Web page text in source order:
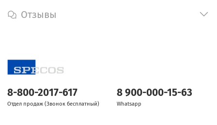
Отзывы
8-800-2017-617
Отдел продаж (Звонок бесплатный)
8 900-000-15-63
Whatsapp